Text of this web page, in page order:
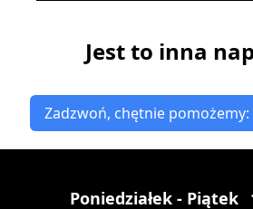
Jest to inna
Zadzwoń, chętnie pomożemy:
Poniedziałek - Piątek